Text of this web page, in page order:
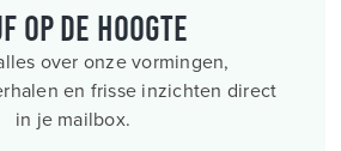
op de hoogte
over onze vormingen,
en frisse inzichten direct
in je mailbox.